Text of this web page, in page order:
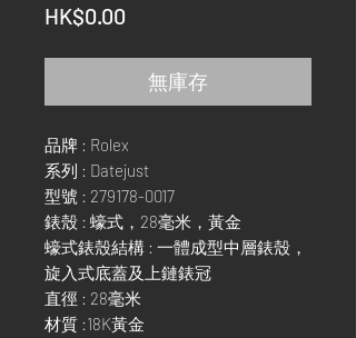
HK$0.00
無庫存
品牌 : Rolex
系列 : Datejust
型號 : 279178-0017
錶殼 : 蠔式，28毫米，黃金
蠔式錶殼結構 : 一體成型中層錶殼，
旋入式底蓋及上鏈錶冠
直徑 : 28毫米
材質 :18K黃金